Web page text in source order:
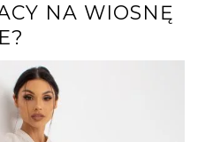
NA WIOSNĘ